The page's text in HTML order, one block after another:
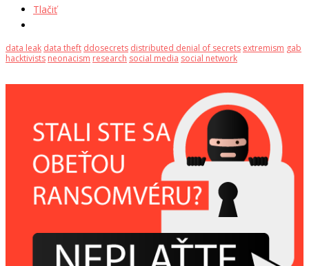
Tlačiť
data leak data theft ddosecrets distributed denial of secrets extremism gab
hacktivists neonacism research social media social network